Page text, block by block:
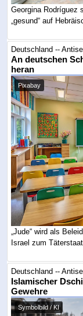
Georgina Rodríguez
„gesund“ auf
Deutschland --
An deutschen
heran
Pixabay
„Jude“ wird als
Israel zum Täterstaat
Deutschland --
Islamischer
Gewehre
Symbolbild / KI